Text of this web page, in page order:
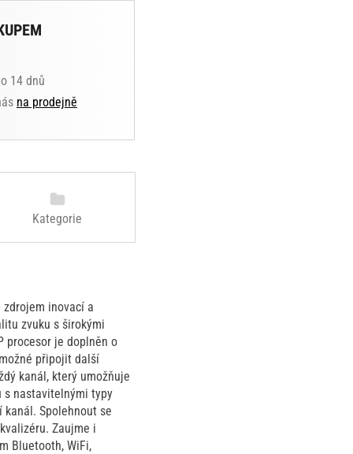
14 dnů
na prodejně
Kategorie
zdrojem inovací a
zvuku s širokými
procesor je doplněn o
připojit další
kanál, který umožňuje
s nastavitelnými typy
Spolehnout se
Zaujme i
Bluetooth, WiFi,